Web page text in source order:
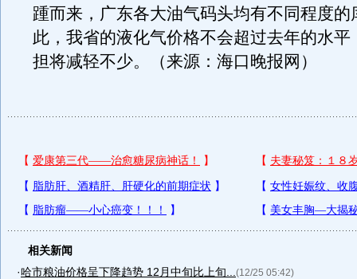
踵而来，广东各大油气码头均有不同程度的
此，我省的液化气价格不会超过去年的水平
担将减轻不少。（来源：海口晚报网）
相关新闻
·哈市粮油价格呈下降趋势 12月中旬比上旬... (12/25 05:42)